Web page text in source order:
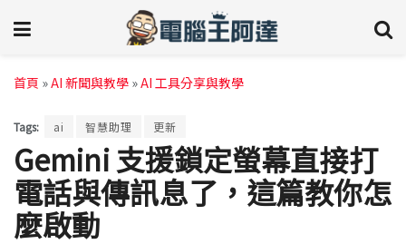
首頁 »AI 新聞與教學 »AI 工具分享與教學
Tags: ai 智慧助理 更新
Gemini 支援鎖定螢幕直接打
電話與傳訊息了，這篇教你怎
麼啟動